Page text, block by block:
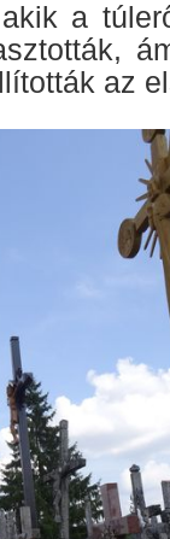
a
az